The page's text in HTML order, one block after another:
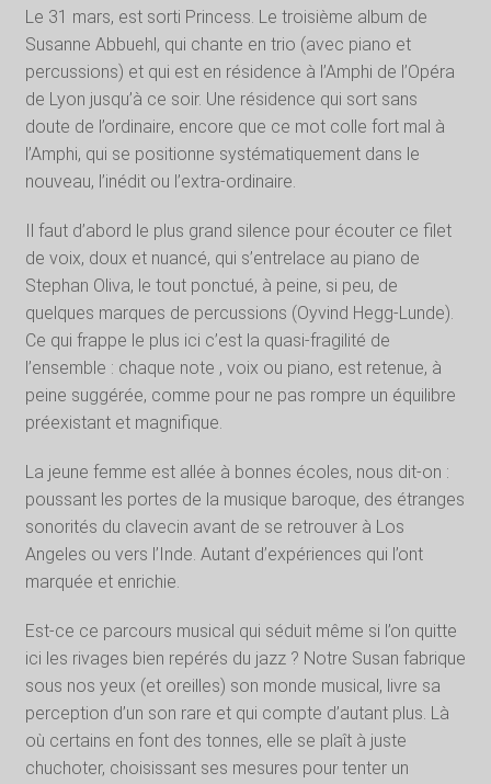
Le 31 mars, est sorti Princess. Le troisième album de
Susanne Abbuehl, qui chante en trio (avec piano et
percussions) et qui est en résidence à l’Amphi de l’Opéra
de Lyon jusqu’à ce soir. Une résidence qui sort sans
doute de l’ordinaire, encore que ce mot colle fort mal à
l’Amphi, qui se positionne systématiquement dans le
nouveau, l’inédit ou l’extra-ordinaire.
Il faut d’abord le plus grand silence pour écouter ce filet
de voix, doux et nuancé, qui s’entrelace au piano de
Stephan Oliva, le tout ponctué, à peine, si peu, de
quelques marques de percussions (Oyvind Hegg-Lunde).
Ce qui frappe le plus ici c’est la quasi-fragilité de
l’ensemble : chaque note , voix ou piano, est retenue, à
peine suggérée, comme pour ne pas rompre un équilibre
préexistant et magnifique.
La jeune femme est allée à bonnes écoles, nous dit-on :
poussant les portes de la musique baroque, des étranges
sonorités du clavecin avant de se retrouver à Los
Angeles ou vers l’Inde. Autant d’expériences qui l’ont
marquée et enrichie.
Est-ce ce parcours musical qui séduit même si l’on quitte
ici les rivages bien repérés du jazz ? Notre Susan fabrique
sous nos yeux (et oreilles) son monde musical, livre sa
perception d’un son rare et qui compte d’autant plus. Là
où certains en font des tonnes, elle se plaît à juste
chuchoter, choisissant ses mesures pour tenter un